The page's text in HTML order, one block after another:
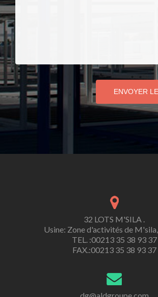
ENVOYER
32 LOTS M'SILA .
Usine: Zone d'activités de
TEL. :00213 35 38 93 37
FAX.:00213 35 38 93 37